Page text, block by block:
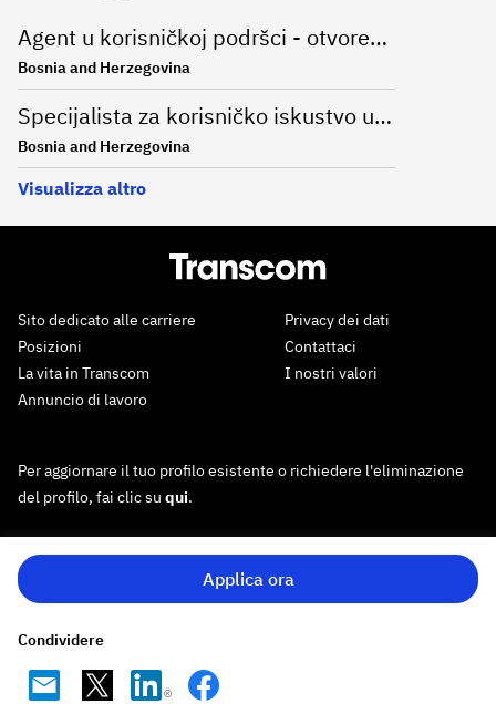
Applica ora
Condividere
Agent u korisničkoj podršci - otvorena molba
Bosnia and Herzegovina
Specijalista za korisničko iskustvo u oblasti online bankarstva na njemačkom jeziku (m/ž)
Bosnia and Herzegovina
Visualizza altro
Sito dedicato alle carriere
Posizioni
La vita in Transcom
Annuncio di lavoro
Privacy dei dati
Contattaci
I nostri valori
Per aggiornare il tuo profilo esistente o richiedere l'eliminazione
del profilo, fai clic su qui.